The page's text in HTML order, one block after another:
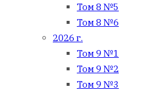
Том 8 №5
Том 8 №6
2026 г.
Том 9 №1
Том 9 №2
Том 9 №3